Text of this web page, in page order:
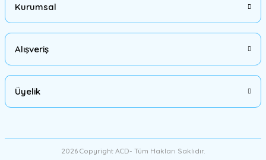
Kurumsal
Alışveriş
Üyelik
2026 Copyright ACD- Tüm Hakları Saklıdır.